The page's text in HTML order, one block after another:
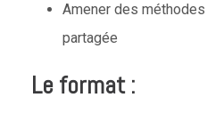
Amener des
partagée
Le format :